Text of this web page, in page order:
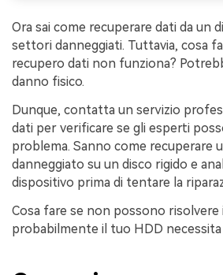
Ora sai come recuperare dati da un
settori danneggiati. Tuttavia, cosa
recupero dati non funziona?
danno fisico.
Dunque, contatta un servizio
dati per verificare se gli esperti
problema. Sanno come recuperare
danneggiato su un disco rigido e
dispositivo prima di tentare la
Cosa fare se non possono risolvere
probabilmente il tuo HDD